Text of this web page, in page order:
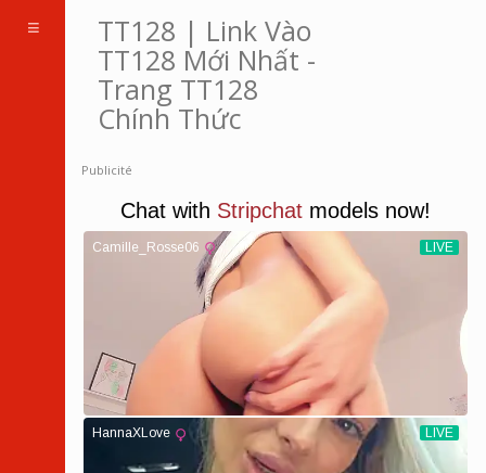
Toggle
navigation
TT128 | Link Vào
TT128 Mới Nhất -
Trang TT128
Chính Thức
Publicité